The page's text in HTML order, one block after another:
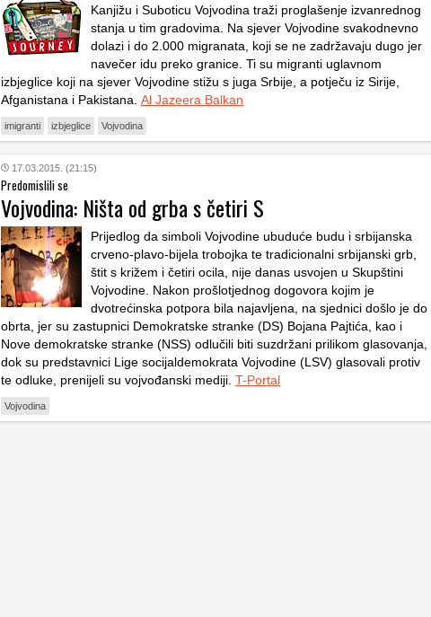
Kanjižu i Suboticu Vojvodina traži proglašenje izvanrednog
stanja u tim gradovima. Na sjever Vojvodine svakodnevno
dolazi i do 2.000 migranata, koji se ne zadržavaju dugo jer
navečer idu preko granice. Ti su migranti uglavnom
izbjeglice koji na sjever Vojvodine stižu s juga Srbije, a potječu iz Sirije,
Afganistana i Pakistana. Al Jazeera Balkan
imigranti izbjeglice Vojvodina
17.03.2015. (21:15)
Predomislili se
Vojvodina: Ništa od grba s četiri S
Prijedlog da simboli Vojvodine ubuduće budu i srbijanska
crveno-plavo-bijela trobojka te tradicionalni srbijanski grb,
štit s križem i četiri ocila, nije danas usvojen u Skupštini
Vojvodine. Nakon prošlotjednog dogovora kojim je
dvotrećinska potpora bila najavljena, na sjednici došlo je do
obrta, jer su zastupnici Demokratske stranke (DS) Bojana Pajtića, kao i
Nove demokratske stranke (NSS) odlučili biti suzdržani prilikom glasovanja,
dok su predstavnici Lige socijaldemokrata Vojvodine (LSV) glasovali protiv
te odluke, prenijeli su vojvođanski mediji. T-Portal
Vojvodina